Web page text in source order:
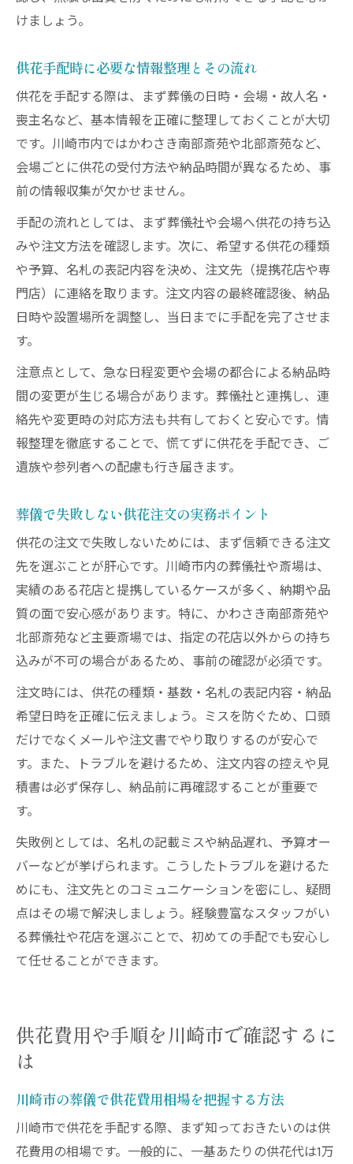
けましょう。
供花手配時に必要な情報整理とその流れ
供花を手配する際は、まず葬儀の日時・会場・故人名・
喪主名など、基本情報を正確に整理しておくことが大切
です。川崎市内ではかわさき南部斎苑や北部斎苑など、
会場ごとに供花の受付方法や納品時間が異なるため、事
前の情報収集が欠かせません。
手配の流れとしては、まず葬儀社や会場へ供花の持ち込
みや注文方法を確認します。次に、希望する供花の種類
や予算、名札の表記内容を決め、注文先（提携花店や専
門店）に連絡を取ります。注文内容の最終確認後、納品
日時や設置場所を調整し、当日までに手配を完了させま
す。
注意点として、急な日程変更や会場の都合による納品時
間の変更が生じる場合があります。葬儀社と連携し、連
絡先や変更時の対応方法も共有しておくと安心です。情
報整理を徹底することで、慌てずに供花を手配でき、ご
遺族や参列者への配慮も行き届きます。
葬儀で失敗しない供花注文の実務ポイント
供花の注文で失敗しないためには、まず信頼できる注文
先を選ぶことが肝心です。川崎市内の葬儀社や斎場は、
実績のある花店と提携しているケースが多く、納期や品
質の面で安心感があります。特に、かわさき南部斎苑や
北部斎苑など主要斎場では、指定の花店以外からの持ち
込みが不可の場合があるため、事前の確認が必須です。
注文時には、供花の種類・基数・名札の表記内容・納品
希望日時を正確に伝えましょう。ミスを防ぐため、口頭
だけでなくメールや注文書でやり取りするのが安心で
す。また、トラブルを避けるため、注文内容の控えや見
積書は必ず保存し、納品前に再確認することが重要で
す。
失敗例としては、名札の記載ミスや納品遅れ、予算オー
バーなどが挙げられます。こうしたトラブルを避けるた
めにも、注文先とのコミュニケーションを密にし、疑問
点はその場で解決しましょう。経験豊富なスタッフがい
る葬儀社や花店を選ぶことで、初めての手配でも安心し
て任せることができます。
供花費用や手順を川崎市で確認するに
は
川崎市の葬儀で供花費用相場を把握する方法
川崎市で供花を手配する際、まず知っておきたいのは供
花費用の相場です。一般的に、一基あたりの供花代は1万